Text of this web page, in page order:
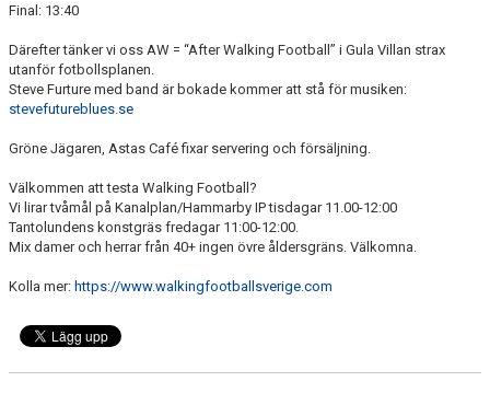
Final: 13:40
Därefter tänker vi oss AW = “After Walking Football” i Gula Villan strax
utanför fotbollsplanen.
Steve Furture med band är bokade kommer att stå för musiken:
stevefutureblues.se
Gröne Jägaren, Astas Café fixar servering och försäljning.
Välkommen att testa Walking Football?
Vi lirar tvåmål på Kanalplan/Hammarby IP tisdagar 11.00-12:00
Tantolundens konstgräs fredagar 11:00-12:00.
Mix damer och herrar från 40+ ingen övre åldersgräns. Välkomna.
Kolla mer: https://www.walkingfootballsverige.com